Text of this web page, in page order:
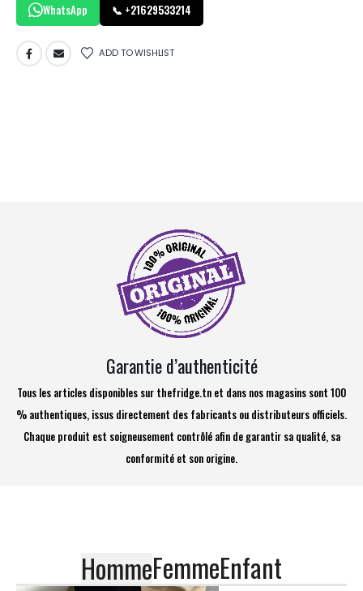
WhatsApp 📞 +21629533214
ADD TO WISHLIST
Garantie d’authenticité
Tous les articles disponibles sur thefridge.tn et dans nos magasins sont 100
% authentiques, issus directement des fabricants ou distributeurs officiels.
Chaque produit est soigneusement contrôlé afin de garantir sa qualité, sa
conformité et son origine.
HommeFemmeEnfant